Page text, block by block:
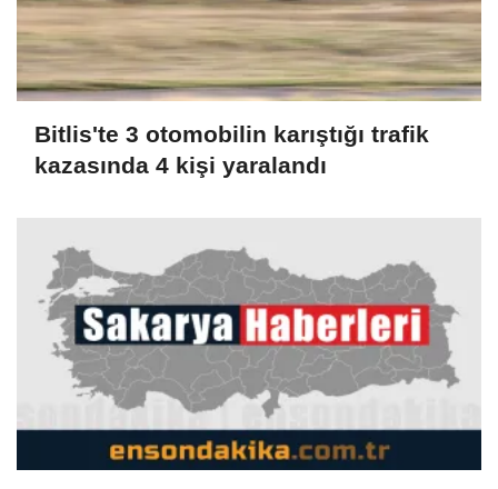
Bitlis'te 3 otomobilin karıştığı trafik
kazasında 4 kişi yaralandı